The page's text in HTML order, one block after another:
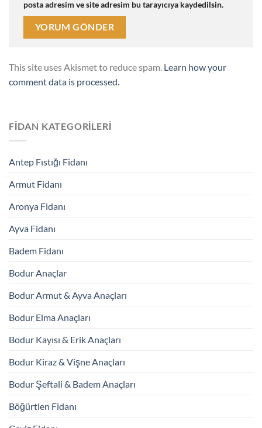
posta adresim ve site adresim bu tarayıcıya kaydedilsin.
This site uses Akismet to reduce spam. Learn how your
comment data is processed.
FIDAN KATEGORILERI
Antep Fıstığı Fidanı
Armut Fidanı
Aronya Fidanı
Ayva Fidanı
Badem Fidanı
Bodur Anaçlar
Bodur Armut & Ayva Anaçları
Bodur Elma Anaçları
Bodur Kayısı & Erik Anaçları
Bodur Kiraz & Vişne Anaçları
Bodur Şeftali & Badem Anaçları
Böğürtlen Fidanı